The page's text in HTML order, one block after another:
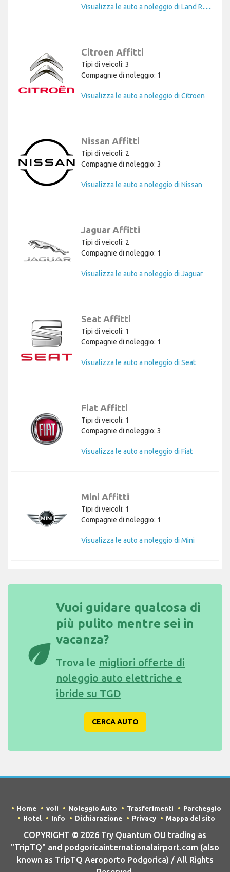
V
isualizza le auto a noleggio di Land Rover
Citroen Affitti
Tipi di veicoli: 3
Compagnie di noleggio: 1
Visualizza le auto a noleggio di Citroen
Nissan Affitti
Tipi di veicoli: 2
Compagnie di noleggio: 3
Visualizza le auto a noleggio di Nissan
Jaguar Affitti
Tipi di veicoli: 2
Compagnie di noleggio: 1
Visualizza le auto a noleggio di Jaguar
Seat Affitti
Tipi di veicoli: 1
Compagnie di noleggio: 1
Visualizza le auto a noleggio di Seat
Fiat Affitti
Tipi di veicoli: 1
Compagnie di noleggio: 3
Visualizza le auto a noleggio di Fiat
Mini Affitti
Tipi di veicoli: 1
Compagnie di noleggio: 1
Visualizza le auto a noleggio di Mini
eco
Vuoi guidare qualcosa di
più pulito mentre sei in
vacanza?
Trova le migliori offerte di
noleggio auto elettriche e
ibride su TGD
CERCA AUTO
Home voli Noleggio Auto Trasferimenti
Parcheggio
Hotel
Info Dichiarazione Privacy Mappa del sito
COPYRIGHT © 2026 Try Quantum OU trading as
"TripTQ" and podgoricainternationalairport.com (also
known as TripTQ Aeroporto Podgorica) / All Rights